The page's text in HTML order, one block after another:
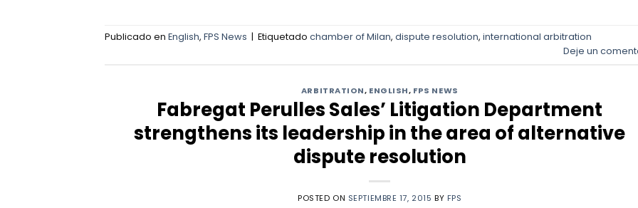
Publicado en English, FPS News | Etiquetado chamber of Milan, dispute resolution, international arbitration
Deje un
ARBITRATION, ENGLISH, FPS NEWS
Fabregat Perulles Sales’ Litigation Department
strengthens its leadership in the area of alternative
dispute resolution
POSTED ON SEPTIEMBRE 17, 2015 BY FPS